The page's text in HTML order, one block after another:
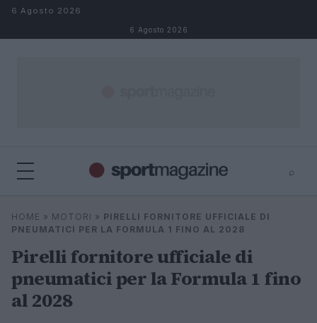
Salta al contenuto
6 Agosto 2026
6 Agosto 2026
⌕
Cerca
HOME » MOTORI » PIRELLI FORNITORE UFFICIALE DI
PNEUMATICI PER LA FORMULA 1 FINO AL 2028
Pirelli fornitore ufficiale di
pneumatici per la Formula 1 fino
al 2028